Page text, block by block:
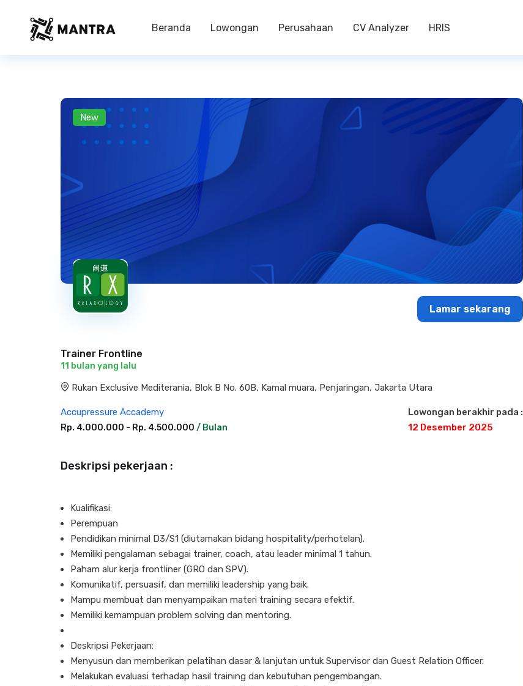
Beranda Lowongan Perusahaan CV Analyzer HRIS
New
Trainer Frontline
11 bulan yang lalu
Rukan Exclusive Mediterania, Blok B No. 60B, Kamal muara, Penjaringan, Jakarta Utara
Accupressure Accademy
Rp. 4.000.000 - Rp. 4.500.000 / Bulan
Lowongan berakhir pada :
12 Desember 2025
Lamar sekarang
Deskripsi pekerjaan :
Kualifikasi:
Perempuan
Pendidikan minimal D3/S1 (diutamakan bidang hospitality/perhotelan).
Memiliki pengalaman sebagai trainer, coach, atau leader minimal 1 tahun.
Paham alur kerja frontliner (GRO dan SPV).
Komunikatif, persuasif, dan memiliki leadership yang baik.
Mampu membuat dan menyampaikan materi training secara efektif.
Memiliki kemampuan problem solving dan mentoring.
Deskripsi Pekerjaan:
Menyusun dan memberikan pelatihan dasar & lanjutan untuk Supervisor dan Guest Relation Officer.
Melakukan evaluasi terhadap hasil training dan kebutuhan pengembangan.